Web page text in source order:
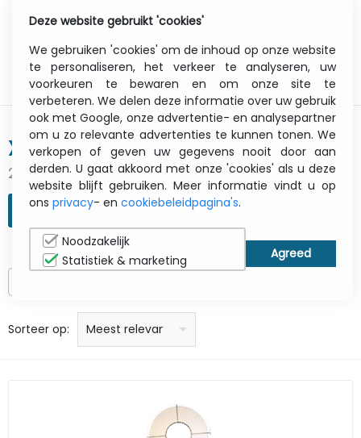
X-RITE
22 gevonden resultaten
ZOEKOPDRACHT VERFIJNEN
Sorteer op: prijs: laag naar hoog
prijs: Hoog naar laag
Alfabetisch: A - Z
Alfabetisch: Z - A
Fabricant
Meest relevant
Deze website gebruikt 'cookies'
We gebruiken 'cookies' om de inhoud op onze website
te personaliseren, het verkeer te analyseren, uw
voorkeuren te bewaren en om onze site te
verbeteren. We delen deze informatie over uw gebruik
ook met Google, onze advertentie- en analysepartner
om u zo relevante advertenties te kunnen tonen. We
verkopen of geven uw gegevens nooit door aan
derden. U gaat akkoord met onze 'cookies' als u deze
website blijft gebruiken. Meer informatie vindt u op
ons privacy- en cookiebeleidpagina's.
Noodzakelijk
Statistiek & marketing